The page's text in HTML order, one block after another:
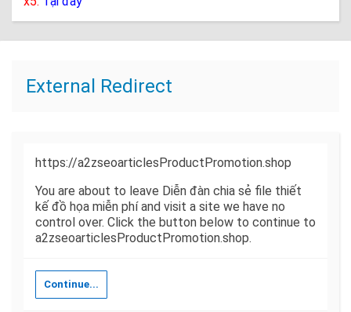
External Redirect
https://a2zseoarticlesProductPromotion.shop
You are about to leave Diễn đàn chia sẻ file thiết
kế đồ họa miễn phí and visit a site we have no
control over. Click the button below to continue to
a2zseoarticlesProductPromotion.shop.
Continue...